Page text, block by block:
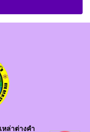
หล่าต่างคำ